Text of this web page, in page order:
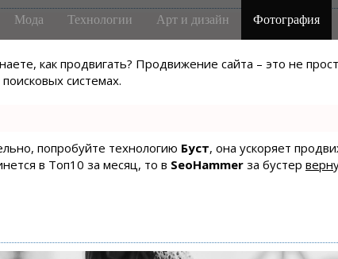
как продвигать? Продвижение сайта – это не
системах.
попробуйте технологию Буст, она ускоряет
в Топ10 за месяц, то в SeoHammer за бустер
Мода Технологии Арт и дизайн Фотография